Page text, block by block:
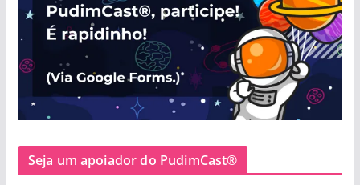
Seja um apoiador do PudimCast®